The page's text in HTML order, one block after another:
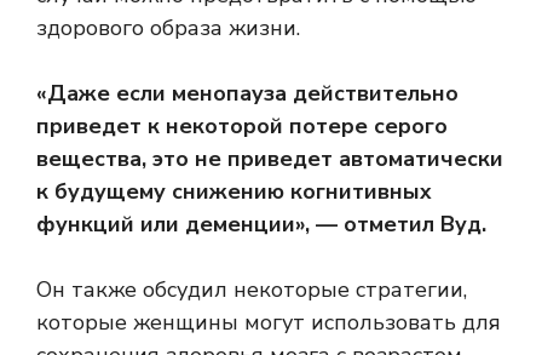
здорового образа жизни.
«Даже если менопауза действительно
приведет к некоторой потере серого
вещества, это не приведет автоматически
к будущему снижению когнитивных
функций или деменции», — отметил Вуд.
Он также обсудил некоторые стратегии,
которые женщины могут использовать для